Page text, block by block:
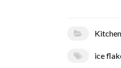
ice